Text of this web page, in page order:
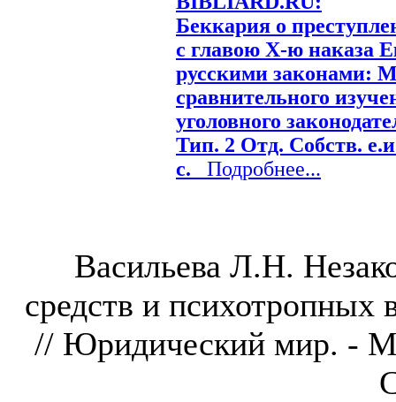
Беккария о
с главою Х-ю наказа
русскими законами:
сравнительного
уголовного
Тип. 2 Отд. Собств.
с. Подробнее...
Васильева Л.Н.
средств и психотропных
// Юридический мир. -